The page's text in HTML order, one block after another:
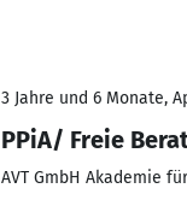
3 Jahre und 6 Monate,
PPiA/ Freie
AVT GmbH Akademie